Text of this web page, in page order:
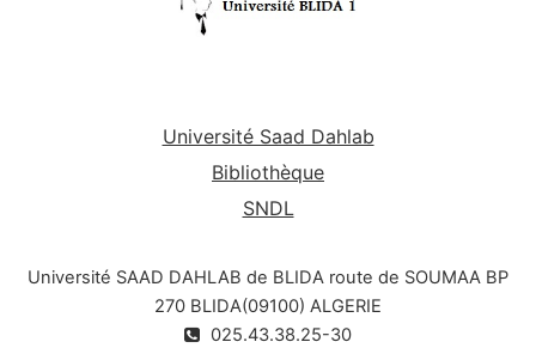
Université Saad Dahlab
Bibliothèque
SNDL
Université SAAD DAHLAB de BLIDA route de SOUMAA BP
270 BLIDA(09100) ALGERIE
025.43.38.25-30